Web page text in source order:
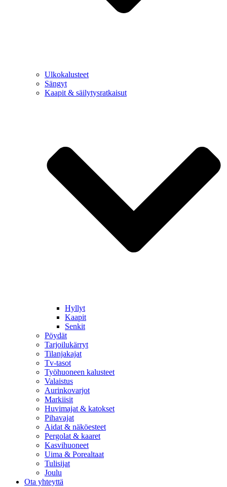
Ulkokalusteet
Sängyt
Kaapit & säilytysratkaisut
Hyllyt
Kaapit
Senkit
Pöydät
Tarjoilukärryt
Tilanjakajat
Tv-tasot
Työhuoneen kalusteet
Valaistus
Aurinkovarjot
Markiisit
Huvimajat & katokset
Pihavajat
Aidat & näköesteet
Pergolat & kaaret
Kasvihuoneet
Uima & Porealtaat
Tulisijat
Joulu
Ota yhteyttä